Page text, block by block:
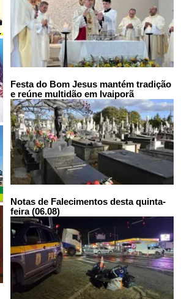
Festa do Bom Jesus mantém tradição
e reúne multidão em Ivaiporã
Notas de Falecimentos desta quinta-
feira (06.08)